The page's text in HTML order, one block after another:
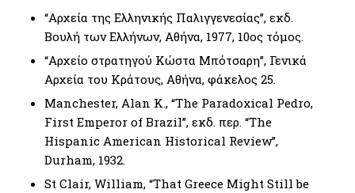
“Αρχεία της Ελληνικής Παλιγγενεσίας’’, εκδ.
Βουλή των Ελλήνων, Αθήνα, 1977, 10ος τόμος.
“Αρχείο στρατηγού Κώστα Μπότσαρη’’, Γενικά
Αρχεία του Κράτους, Αθήνα, φάκελος 25.
Manchester, Alan K., “The Paradoxical Pedro,
First Emperor of Brazil’’, εκδ. περ. “The
Hispanic American Historical Review’’,
Durham, 1932.
St Clair, William, “That Greece Might Still be